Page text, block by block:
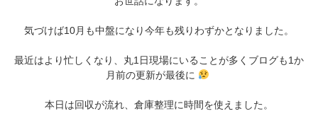
気づけば10月も中盤になり今年も残りわずかとなりました。
最近はより忙しくなり、丸1日現場にいることが多くブログも1か
月前の更新が最後に
本日は回収が流れ、倉庫整理に時間を使えました。